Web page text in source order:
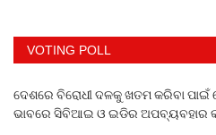
VOTING POLL
ଦେଶରେ ବିରୋଧୀ ଦଳକୁ ଖତମ କରିବା
ଭାବରେ ସିବିଆଇ ଓ ଇଡିର ଅପବ୍ୟବହାର